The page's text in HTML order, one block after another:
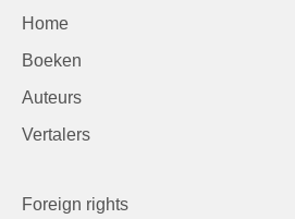
Home
Boeken
Auteurs
Vertalers
Foreign rights